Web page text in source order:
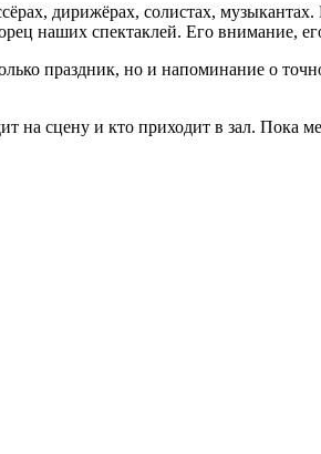
дирижёрах, солистах, музыкантах.
наших спектаклей. Его внимание,
праздник, но и напоминание о
на сцену и кто приходит в зал. Пока